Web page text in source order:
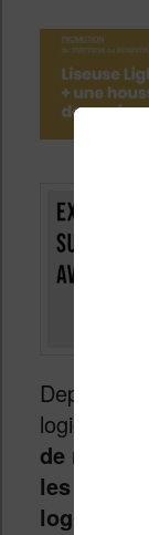
Depuis
logiciel
de
les
logiciel